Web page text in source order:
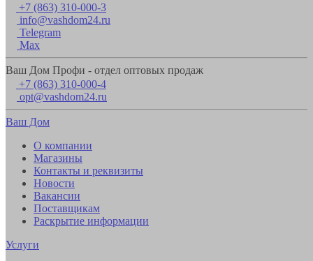
+7 (863) 310-000-3
info@vashdom24.ru
Telegram
Max
Ваш Дом Профи - отдел оптовых продаж
+7 (863) 310-000-4
opt@vashdom24.ru
Ваш Дом
О компании
Магазины
Контакты и реквизиты
Новости
Вакансии
Поставщикам
Раскрытие информации
Услуги